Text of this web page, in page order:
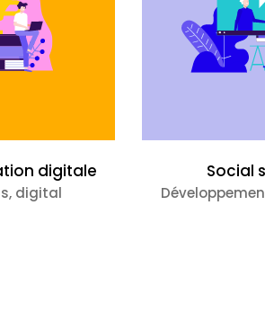
digitale
digital
le
Social